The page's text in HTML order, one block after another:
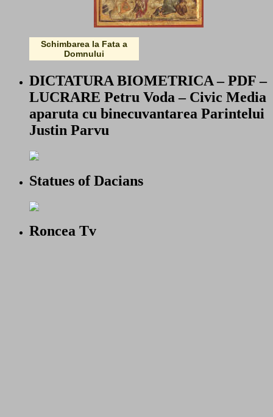
Schimbarea la Fata a
Domnului
DICTATURA BIOMETRICA – PDF –
LUCRARE Petru Voda – Civic Media
aparuta cu binecuvantarea Parintelui
Justin Parvu
Statues of Dacians
Roncea Tv